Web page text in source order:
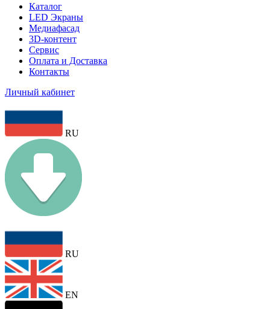
Каталог
LED Экраны
Медиафасад
3D-контент
Сервис
Оплата и Доставка
Контакты
Личный кабинет
RU
RU
EN